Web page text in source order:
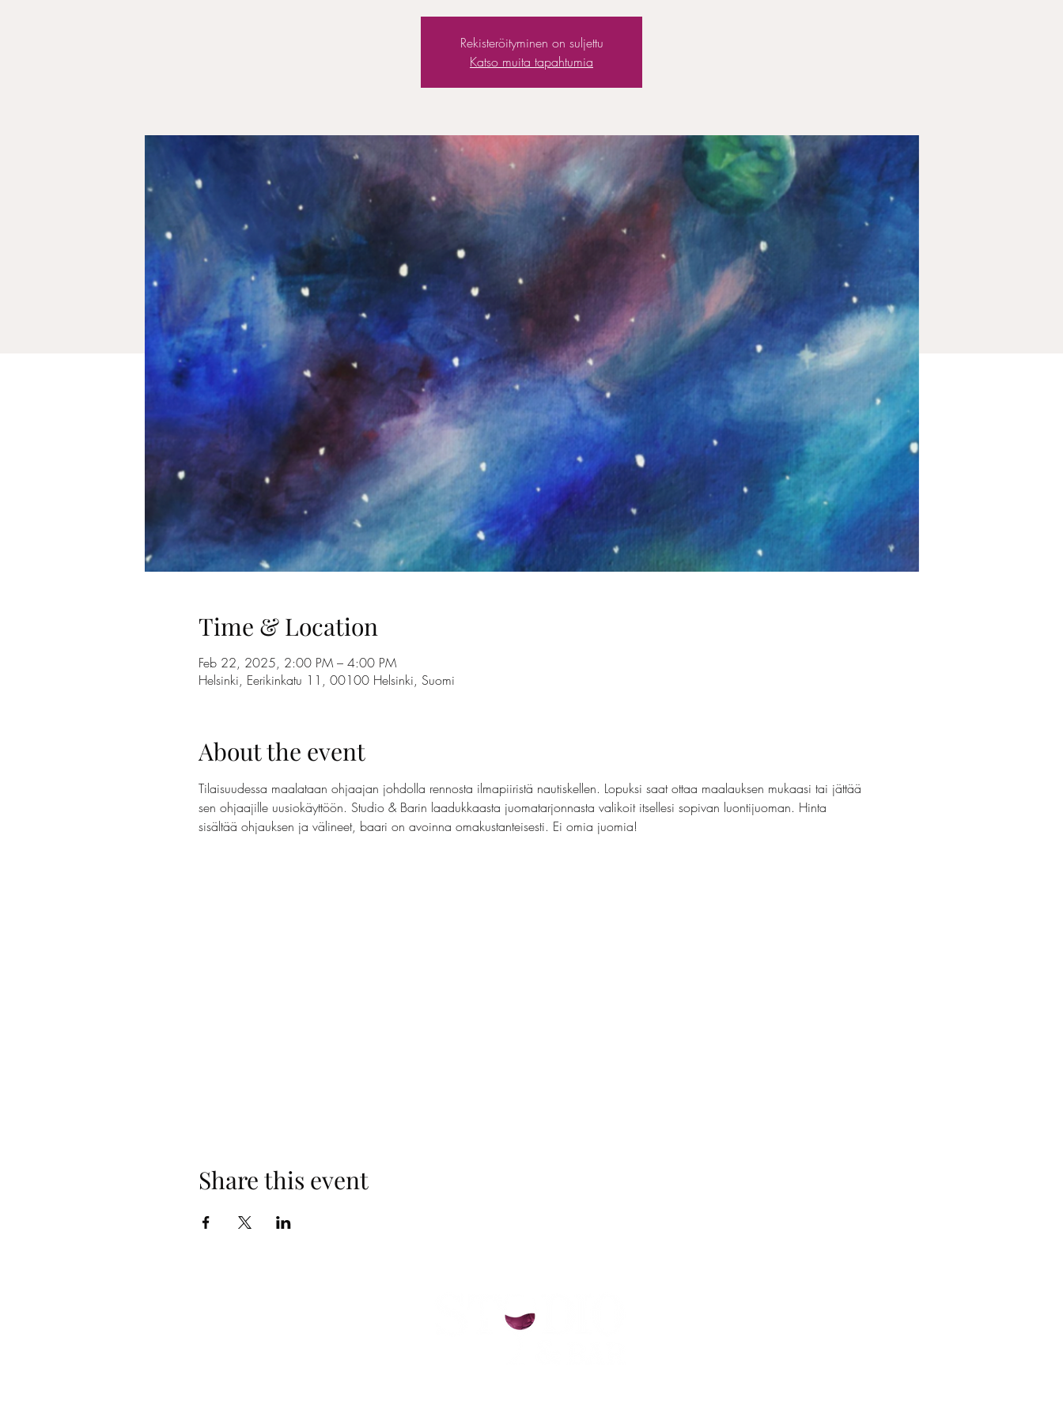
Rekisteröityminen on suljettu
Katso muita tapahtumia
Time & Location
Feb 22, 2025, 2:00 PM – 4:00 PM
Helsinki, Eerikinkatu 11, 00100 Helsinki, Suomi
About the event
Tilaisuudessa maalataan ohjaajan johdolla rennosta ilmapiiristä nautiskellen. Lopuksi saat ottaa maalauksen mukaasi tai jättää
sen ohjaajille uusiokäyttöön. Studio & Barin laadukkaasta juomatarjonnasta valikoit itsellesi sopivan luontijuoman. Hinta
sisältää ohjauksen ja välineet, baari on avoinna omakustanteisesti. Ei omia juomia!
Share this event